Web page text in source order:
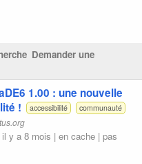
Demander une
1.00 : une nouvelle
!
accessibilité
communauté
il y a 8 mois | en cache | pas